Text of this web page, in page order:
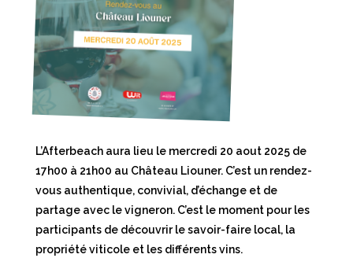
L’Afterbeach aura lieu le mercredi 20 aout 2025 de
17h00 à 21h00 au Château Liouner. C’est un rendez-
vous authentique, convivial, d’échange et de
partage avec le vigneron. C’est le moment pour les
participants de découvrir le savoir-faire local, la
propriété viticole et les différents vins.